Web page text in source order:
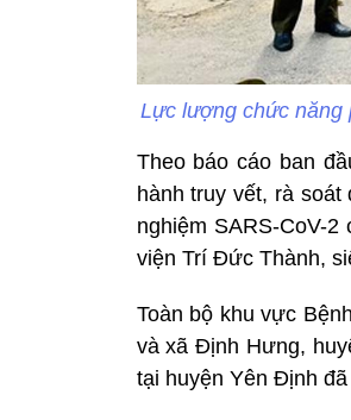
Lực lượng chức năng
Theo báo cáo ban
hành truy vết, rà
nghiệm SARS-CoV-
viện Trí Đức Thành,
Toàn bộ khu vực
và xã Định Hưng,
tại huyện Yên Định